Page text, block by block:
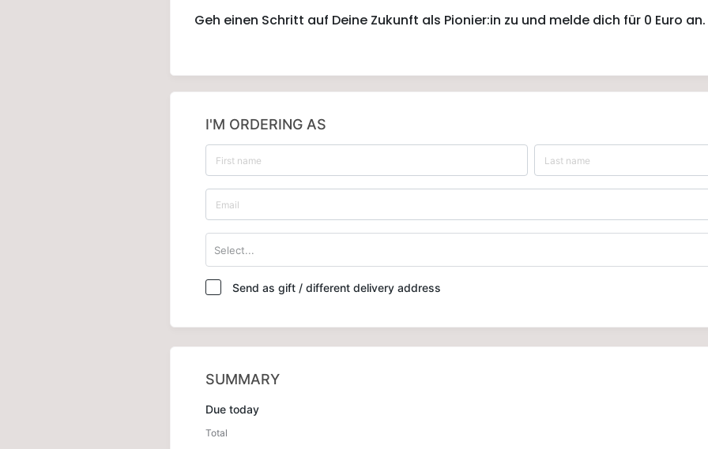
Geh einen Schritt auf Deine Zukunft als Pionier:in zu und melde dich für 0 Euro an.
I'M ORDERING AS
Select...
Send as gift / different delivery address
SUMMARY
Due today
Total